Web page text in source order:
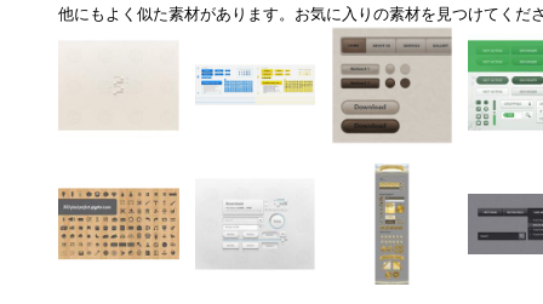
他にもよく似た素材があります。お気に入りの素材を見つけてくだ